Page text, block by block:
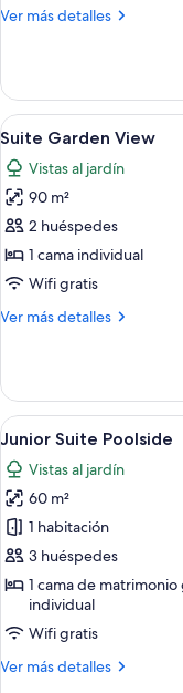
Garden
Ver más detalles
Más
Suite
Private
Pool
Garden
View
Abrir
todas
las
fotos
de
Suite
Garden
5
Suite Garden View
Vistas al jardín
90 m²
2 huéspedes
1 cama individual
Wifi gratis
Ver más detalles
Más
Garden
View
Abrir
todas
las
fotos
de
Junior
Suite
Poolside
5
Junior Suite Poolside
Vistas al jardín
60 m²
1 habitación
3 huéspedes
1 cama de matrimonio
individual
Wifi gratis
Ver más detalles
Más